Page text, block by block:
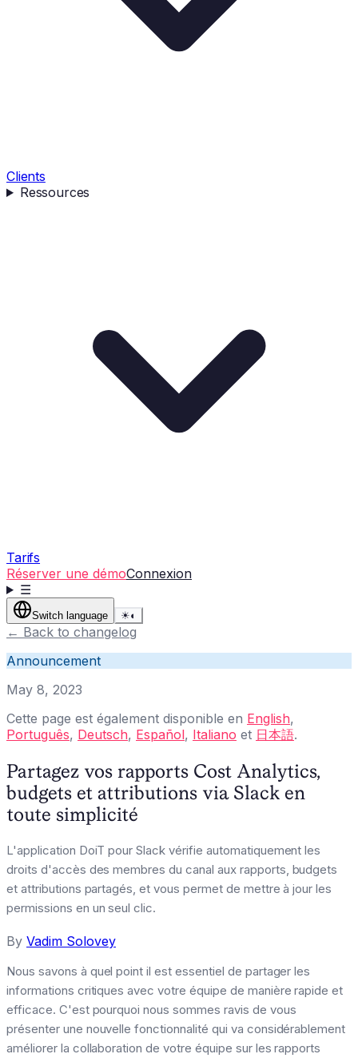
Clients
Ressources
Tarifs
Réserver une démoConnexion
☰
Switch language ☀◐
← Back to changelog
Announcement
May 8, 2023
Cette page est également disponible en English,
Português, Deutsch, Español, Italiano et 日本語.
Partagez vos rapports Cost Analytics,
budgets et attributions via Slack en
toute simplicité
L'application DoiT pour Slack vérifie automatiquement les
droits d'accès des membres du canal aux rapports, budgets
et attributions partagés, et vous permet de mettre à jour les
permissions en un seul clic.
By Vadim Solovey
Nous savons à quel point il est essentiel de partager les
informations critiques avec votre équipe de manière rapide et
efficace. C'est pourquoi nous sommes ravis de vous
présenter une nouvelle fonctionnalité qui va considérablement
améliorer la collaboration de votre équipe sur les rapports